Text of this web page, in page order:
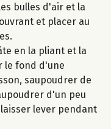
bulles d'air et la
et placer au
en la pliant et la
le fond d'une
saupoudrer de
d'un peu
lever pendant